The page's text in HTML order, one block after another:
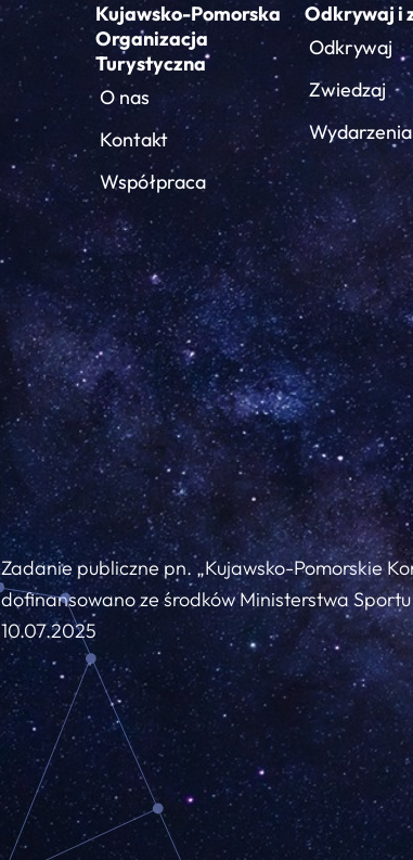
Kujawsko-Pomorska
Organizacja
Turystyczna
O nas
Kontakt
Współpraca
Odkrywaj i
Odkrywaj
Zwiedzaj
Wydarzenia
Zadanie publiczne pn. „Kujawsko-Pomorskie
dofinansowano ze środków Ministerstwa
10.07.2025